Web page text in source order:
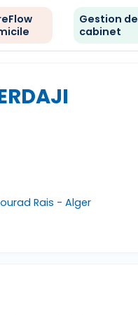
Gestion de
cabinet
Rais - Alger